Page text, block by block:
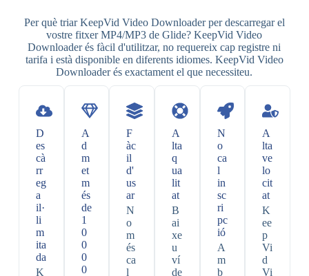
Per què triar KeepVid Video Downloader per descarregar el
vostre fitxer MP4/MP3 de Glide? KeepVid Video
Downloader és fàcil d'utilitzar, no requereix cap registre ni
tarifa i està disponible en diferents idiomes. KeepVid Video
Downloader és exactament el que necessiteu.
D
es
cà
rr
eg
a
il·
li
m
ita
da
K
A
d
m
et
m
és
de
1
0
0
0
0
F
àc
il
d'
us
ar
N
o
m
és
ca
l
A
lta
q
ua
lit
at
B
ai
xe
u
ví
de
N
o
ca
l
in
sc
ri
pc
ió
A
m
b
A
lta
ve
lo
cit
at
K
ee
p
Vi
d
Vi